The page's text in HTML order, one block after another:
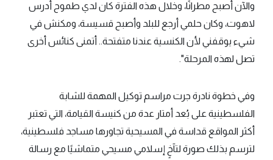
والآن أصبح مطرانًا، وخلال هذه الفترة كان لدي طموح أدرس
لاهوت، وكان حلمي أرجع للبلد وأصبح قسيسة، ومكنش في
شيء يوقفني لأن الكنسية عندنا متفتحة.. أتمنى كنائس أخرى
تصل لهذه المرحلة".
وفي خطوة نادرة جرت مراسم توكيل المهمة للشابة
الفلسطينية على بُعد أمتار عدة من كنيسة القيامة، التي تعتبر
أكثر المواقع قداسة في المسيحية تجاورها مساجد فلسطينية،
لترسم بذلك صورة لتآخٍ إسلامي مسيحي متماشيًا مع رسالة